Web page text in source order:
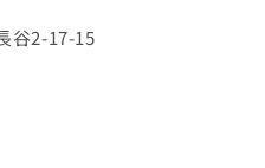
谷2-17-15